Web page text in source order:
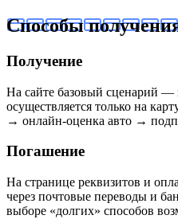
Способы
Получение
На сайте базовый сценарий —
осуществляется только на
→ онлайн‑оценка авто →
Погашение
На странице реквизитов и
через почтовые переводы и
выборе «долгих» способов